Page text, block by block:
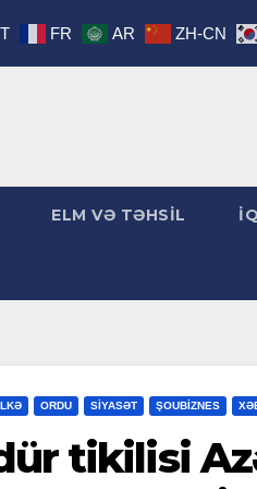
ELM VƏ TƏHSİL
ORDU SİYASƏT ŞOUBİZNES
tikilisi
FR AR ZH-CN